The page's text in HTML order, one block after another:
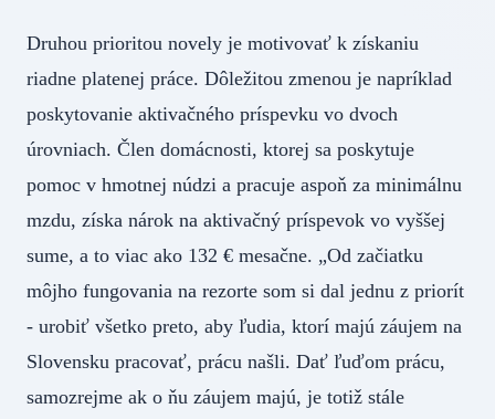
Druhou prioritou novely je motivovať k získaniu
riadne platenej práce. Dôležitou zmenou je napríklad
poskytovanie aktivačného príspevku vo dvoch
úrovniach. Člen domácnosti, ktorej sa poskytuje
pomoc v hmotnej núdzi a pracuje aspoň za minimálnu
mzdu, získa nárok na aktivačný príspevok vo vyššej
sume, a to viac ako 132 € mesačne. „Od začiatku
môjho fungovania na rezorte som si dal jednu z priorít
- urobiť všetko preto, aby ľudia, ktorí majú záujem na
Slovensku pracovať, prácu našli. Dať ľuďom prácu,
samozrejme ak o ňu záujem majú, je totiž stále